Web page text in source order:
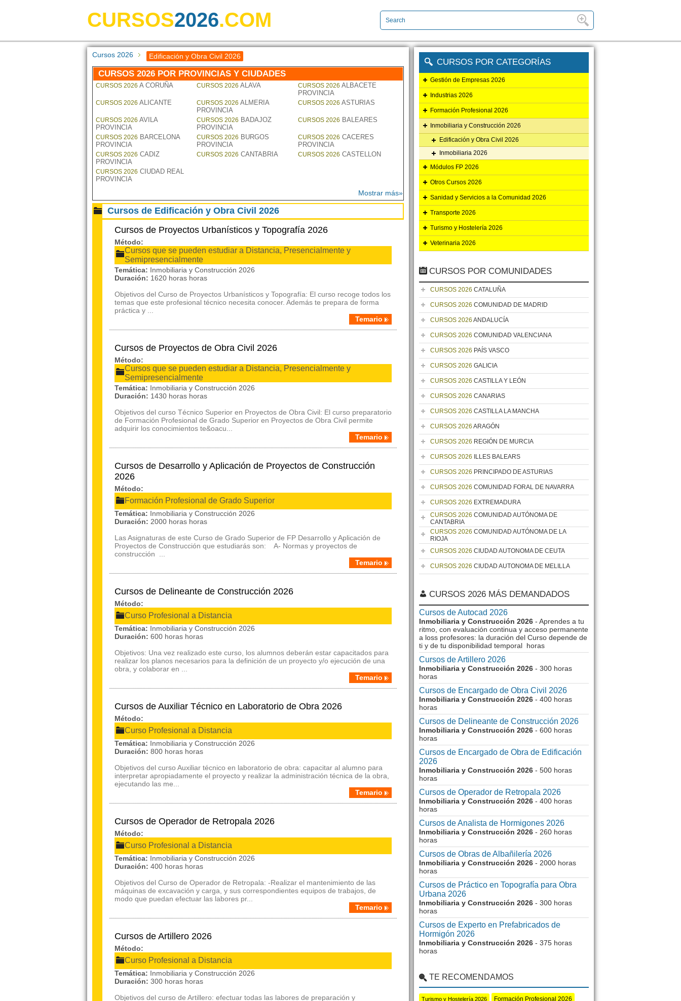
CURSOS2026.COM
Cursos 2026 Edificación y Obra Civil 2026
CURSOS 2026 POR PROVINCIAS Y CIUDADES
CURSOS 2026 A CORUÑA CURSOS 2026 ALAVA CURSOS 2026 ALBACETE
PROVINCIA
CURSOS 2026 ALICANTE CURSOS 2026 ALMERIA
PROVINCIA
CURSOS 2026 ASTURIAS
CURSOS 2026 AVILA
PROVINCIA
CURSOS 2026 BADAJOZ
PROVINCIA
CURSOS 2026 BALEARES
CURSOS 2026 BARCELONA
PROVINCIA
CURSOS 2026 BURGOS
PROVINCIA
CURSOS 2026 CACERES
PROVINCIA
CURSOS 2026 CADIZ
PROVINCIA
CURSOS 2026 CANTABRIA CURSOS 2026 CASTELLON
CURSOS 2026 CIUDAD REAL
PROVINCIA
Mostrar más»
Cursos de Edificación y Obra Civil 2026
Cursos de Proyectos Urbanísticos y Topografía 2026
Método:
Cursos que se pueden estudiar a Distancia, Presencialmente y
Semipresencialmente
Temática: Inmobiliaria y Construcción 2026
Duración: 1620 horas horas
Objetivos del Curso de Proyectos Urbanísticos y Topografía: El curso recoge todos los
temas que este profesional técnico necesita conocer. Además te prepara de forma
práctica y ...
Temario
Cursos de Proyectos de Obra Civil 2026
Método:
Cursos que se pueden estudiar a Distancia, Presencialmente y
Semipresencialmente
Temática: Inmobiliaria y Construcción 2026
Duración: 1430 horas horas
Objetivos del curso Técnico Superior en Proyectos de Obra Civil: El curso preparatorio
de Formación Profesional de Grado Superior en Proyectos de Obra Civil permite
adquirir los conocimientos te&oacu...
Temario
Cursos de Desarrollo y Aplicación de Proyectos de Construcción
2026
Método:
Formación Profesional de Grado Superior
Temática: Inmobiliaria y Construcción 2026
Duración: 2000 horas horas
Las Asignaturas de este Curso de Grado Superior de FP Desarrollo y Aplicación de
Proyectos de Construcción que estudiarás son: A- Normas y proyectos de
construcción ...
Temario
Cursos de Delineante de Construcción 2026
Método:
Curso Profesional a Distancia
Temática: Inmobiliaria y Construcción 2026
Duración: 600 horas horas
Objetivos: Una vez realizado este curso, los alumnos deberán estar capacitados para
realizar los planos necesarios para la definición de un proyecto y/o ejecución de una
obra, y colaborar en ...
Temario
Cursos de Auxiliar Técnico en Laboratorio de Obra 2026
Método:
Curso Profesional a Distancia
Temática: Inmobiliaria y Construcción 2026
Duración: 800 horas horas
Objetivos del curso Auxiliar técnico en laboratorio de obra: capacitar al alumno para
interpretar apropiadamente el proyecto y realizar la administración técnica de la obra,
ejecutando las me...
Temario
Cursos de Operador de Retropala 2026
Método:
Curso Profesional a Distancia
Temática: Inmobiliaria y Construcción 2026
Duración: 400 horas horas
Objetivos del Curso de Operador de Retropala: -Realizar el mantenimiento de las
máquinas de excavación y carga, y sus correspondientes equipos de trabajos, de
modo que puedan efectuar las labores pr...
Temario
Cursos de Artillero 2026
Método:
Curso Profesional a Distancia
Temática: Inmobiliaria y Construcción 2026
Duración: 300 horas horas
Objetivos del curso de Artillero: efectuar todas las labores de preparación y
CURSOS POR CATEGORÍAS
Gestión de Empresas 2026
Industrias 2026
Formación Profesional 2026
Inmobiliaria y Construcción 2026
Edificación y Obra Civil 2026
Inmobiliaria 2026
Módulos FP 2026
Otros Cursos 2026
Sanidad y Servicios a la Comunidad 2026
Transporte 2026
Turismo y Hostelería 2026
Veterinaria 2026
CURSOS POR COMUNIDADES
CURSOS 2026 CATALUÑA
CURSOS 2026 COMUNIDAD DE MADRID
CURSOS 2026 ANDALUCÍA
CURSOS 2026 COMUNIDAD VALENCIANA
CURSOS 2026 PAÍS VASCO
CURSOS 2026 GALICIA
CURSOS 2026 CASTILLA Y LEÓN
CURSOS 2026 CANARIAS
CURSOS 2026 CASTILLA LA MANCHA
CURSOS 2026 ARAGÓN
CURSOS 2026 REGIÓN DE MURCIA
CURSOS 2026 ILLES BALEARS
CURSOS 2026 PRINCIPADO DE ASTURIAS
CURSOS 2026 COMUNIDAD FORAL DE NAVARRA
CURSOS 2026 EXTREMADURA
CURSOS 2026 COMUNIDAD AUTÓNOMA DE
CANTABRIA
CURSOS 2026 COMUNIDAD AUTÓNOMA DE LA
RIOJA
CURSOS 2026 CIUDAD AUTONOMA DE CEUTA
CURSOS 2026 CIUDAD AUTONOMA DE MELILLA
CURSOS 2026 MÁS DEMANDADOS
Cursos de Autocad 2026
Inmobiliaria y Construcción 2026 - Aprendes a tu
ritmo, con evaluación continua y acceso permanente
a loss profesores: la duración del Curso depende de
ti y de tu disponibilidad temporal horas
Cursos de Artillero 2026
Inmobiliaria y Construcción 2026 - 300 horas
horas
Cursos de Encargado de Obra Civil 2026
Inmobiliaria y Construcción 2026 - 400 horas
horas
Cursos de Delineante de Construcción 2026
Inmobiliaria y Construcción 2026 - 600 horas
horas
Cursos de Encargado de Obra de Edificación
2026
Inmobiliaria y Construcción 2026 - 500 horas
horas
Cursos de Operador de Retropala 2026
Inmobiliaria y Construcción 2026 - 400 horas
horas
Cursos de Analista de Hormigones 2026
Inmobiliaria y Construcción 2026 - 260 horas
horas
Cursos de Obras de Albañilería 2026
Inmobiliaria y Construcción 2026 - 2000 horas
horas
Cursos de Práctico en Topografía para Obra
Urbana 2026
Inmobiliaria y Construcción 2026 - 300 horas
horas
Cursos de Experto en Prefabricados de
Hormigón 2026
Inmobiliaria y Construcción 2026 - 375 horas
horas
TE RECOMENDAMOS
Turismo y Hostelería 2026 Formación Profesional 2026